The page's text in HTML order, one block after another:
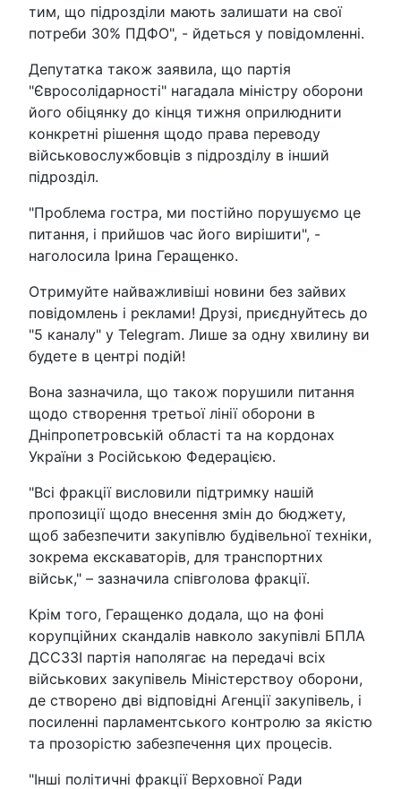
тим, що підрозділи мають залишати на свої
потреби 30% ПДФО", - йдеться у повідомленні.
Депутатка також заявила, що партія
"Євросолідарності" нагадала міністру оборони
його обіцянку до кінця тижня оприлюднити
конкретні рішення щодо права переводу
військовослужбовців з підрозділу в інший
підрозділ.
"Проблема гостра, ми постійно порушуємо це
питання, і прийшов час його вирішити", -
наголосила Ірина Геращенко.
Отримуйте найважливіші новини без зайвих
повідомлень і реклами! Друзі, приєднуйтесь до
"5 каналу" у Telegram. Лише за одну хвилину ви
будете в центрі подій!
Вона зазначила, що також порушили питання
щодо створення третьої лінії оборони в
Дніпропетровській області та на кордонах
України з Російською Федерацією.
"Всі фракції висловили підтримку нашій
пропозиції щодо внесення змін до бюджету,
щоб забезпечити закупівлю будівельної техніки,
зокрема екскаваторів, для транспортних
військ," – зазначила співголова фракції.
Крім того, Геращенко додала, що на фоні
корупційних скандалів навколо закупівлі БПЛА
ДССЗЗІ партія наполягає на передачі всіх
військових закупівель Міністерствоу оборони,
де створено дві відповідні Агенції закупівель, і
посиленні парламентського контролю за якістю
та прозорістю забезпечення цих процесів.
"Інші політичні фракції Верховної Ради